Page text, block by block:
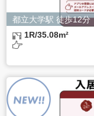
都立大学駅 徒歩12分
1R/35.08m²